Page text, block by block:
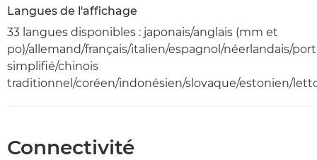
Langues de l'affichage
33 langues disponibles : japonais/anglais (mm et
po)/allemand/français/italien/espagnol/néerlandais/
simplifié/chinois
traditionnel/coréen/indonésien/slovaque/estonien/
Connectivité